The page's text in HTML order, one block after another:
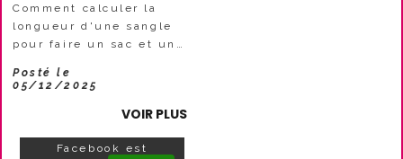
Comment calculer la
longueur d'une sangle
pour faire un sac et un
précisément la longueur
une étape cruciale dans
d'un sac à dos. Une
Posté le
05/12/2025
VOIR PLUS
Facebook est